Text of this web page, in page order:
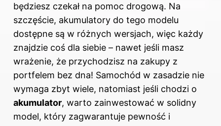
będziesz czekał na pomoc drogową. Na
szczęście, akumulatory do tego modelu
dostępne są w różnych wersjach, więc każdy
znajdzie coś dla siebie – nawet jeśli masz
wrażenie, że przychodzisz na zakupy z
portfelem bez dna! Samochód w zasadzie nie
wymaga zbyt wiele, natomiast jeśli chodzi o
akumulator, warto zainwestować w solidny
model, który zagwarantuje pewność i